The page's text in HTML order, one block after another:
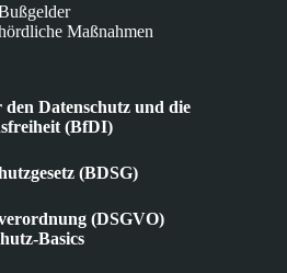
Maßnahmen
Datenschutz und die
(BfDI)
(BDSG)
(DSGVO)
Basics